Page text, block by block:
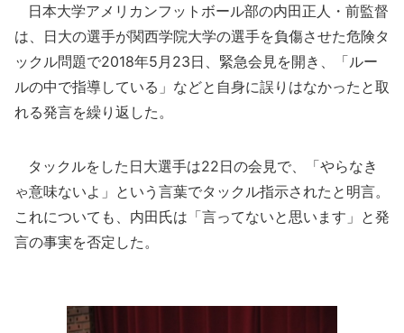
日本大学アメリカンフットボール部の内田正人・前監督
は、日大の選手が関西学院大学の選手を負傷させた危険タ
ックル問題で2018年5月23日、緊急会見を開き、「ルー
ルの中で指導している」などと自身に誤りはなかったと取
れる発言を繰り返した。
タックルをした日大選手は22日の会見で、「やらなき
ゃ意味ないよ」という言葉でタックル指示されたと明言。
これについても、内田氏は「言ってないと思います」と発
言の事実を否定した。